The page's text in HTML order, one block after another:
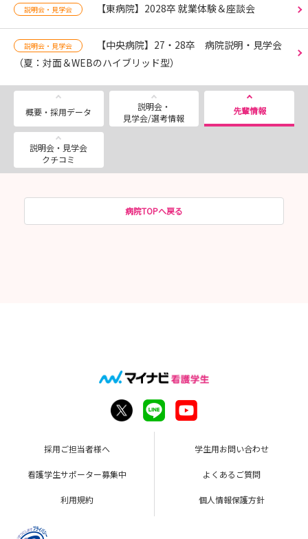
説明会・見学会 【東病院】2028卒 就業体験＆座談会
説明会・見学会
【中央病院】27・28卒 病院説明・見学会
（夏：対面＆WEBのハイブリッド型）
概要・採用データ
説明会・
見学会/選考情報
先輩情報
説明会・見学会
クチコミ
病院TOPへ戻る
採用ご担当者様へ 学生用お問い合わせ
看護学生サポーター募集中 よくあるご質問
利用規約 個人情報保護方針